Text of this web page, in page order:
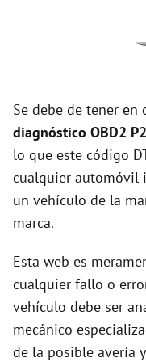
Se debe de tener en
diagnóstico OBD2
lo que este código
cualquier automóvil
un vehículo de la
marca.
Esta web es
cualquier fallo o
vehículo debe ser
mecánico
de la posible avería